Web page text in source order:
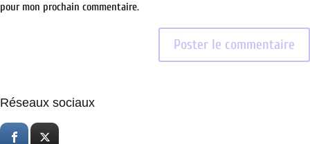
pour mon prochain commentaire.
Réseaux sociaux